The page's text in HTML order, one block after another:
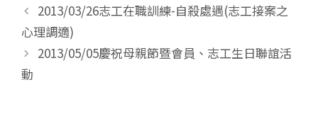
2013/03/26志工在職訓練-自殺處遇(志工接案之
心理調適)
2013/05/05慶祝母親節暨會員、志工生日聯誼活
動